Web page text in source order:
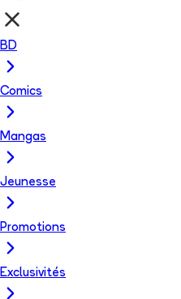
BD
Comics
Mangas
Jeunesse
Promotions
Exclusivités